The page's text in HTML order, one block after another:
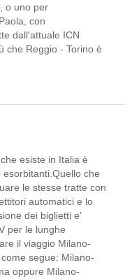
o uno per
con
dall'attuale ICN
che Reggio - Torino è
esiste in Italia è
che
le stesse tratte con
automatici e lo
dei biglietti e’
per le lunghe
il viaggio Milano-
segue: Milano-
oppure Milano-